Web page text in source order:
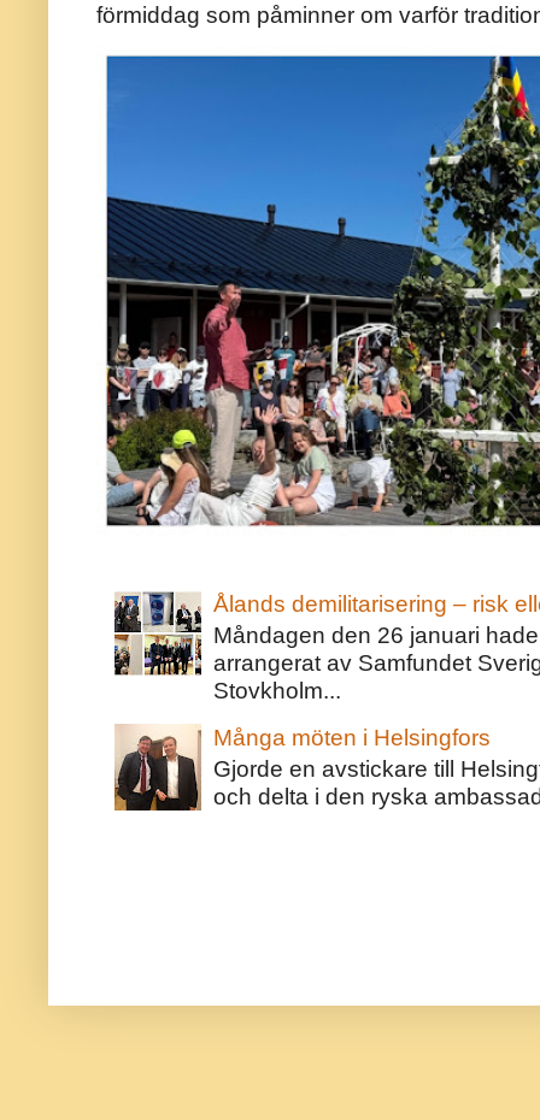
förmiddag som påminner om varför
Ålands demilitarisering – risk
Måndagen den 26 januari
arrangerat av Samfundet
Stovkholm...
Många möten i Helsingfors
Gjorde en avstickare till
och delta i den ryska